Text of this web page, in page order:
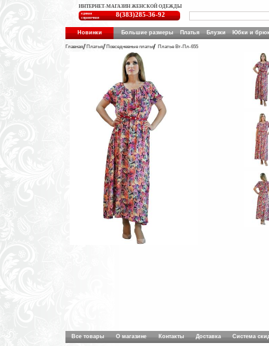
ИНТЕРНЕТ-МАГАЗИН ЖЕНСКОЙ ОДЕЖДЫ
единая
справочная
8(383)285-36-92
Новинки Большие размеры Платья Блузки Юбки и
Главная Платья Повседневные платья Платье Вт-Пл-655
Все товары О магазине Контакты Доставка Система